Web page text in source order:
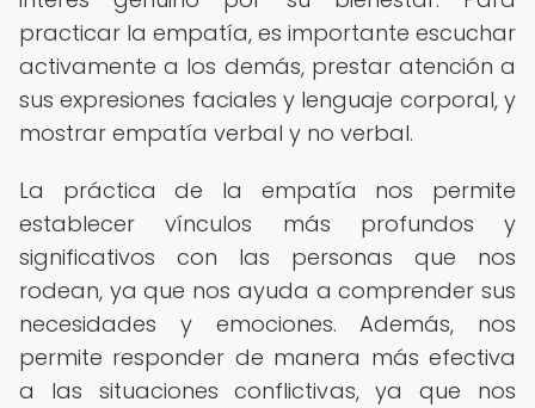
practicar la empatía, es importante escuchar
activamente a los demás, prestar atención a
sus expresiones faciales y lenguaje corporal, y
mostrar empatía verbal y no verbal.
La práctica de la empatía nos permite
establecer vínculos más profundos y
significativos con las personas que nos
rodean, ya que nos ayuda a comprender sus
necesidades y emociones. Además, nos
permite responder de manera más efectiva
a las situaciones conflictivas, ya que nos